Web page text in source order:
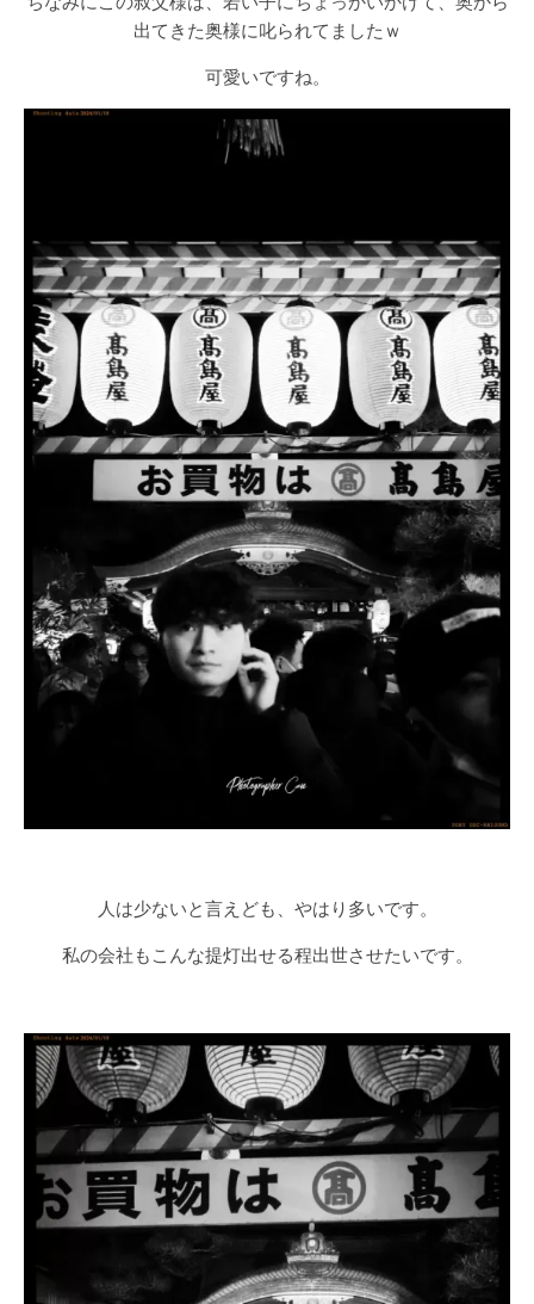
出てきた奥様に叱られてましたｗ
可愛いですね。
人は少ないと言えども、やはり多いです。
私の会社もこんな提灯出せる程出世させたいです。